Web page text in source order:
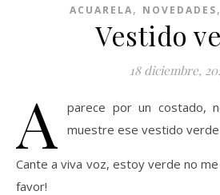
ACUARELA, NOVEDADES,
Vestido
18 diciembre,
A
parece por un costado,
muestre ese vestido
Cante a viva voz, estoy verde no
favor!